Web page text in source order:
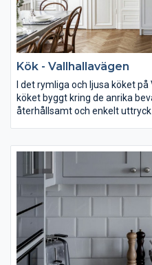
Kök - Vallhallavägen
I det rymliga och ljusa köket
köket byggt kring de anrika
återhållsamt och enkelt
för att addera en stram och
släta med handtag i krom och
exklusivt grepp. Lådorna är
stommarna enkelt vita i sitt